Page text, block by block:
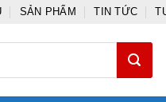
SẢN PHẨM TIN TỨC